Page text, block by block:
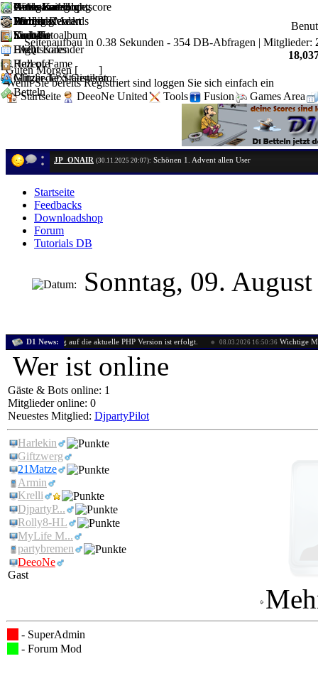
Seitenaufbau in 0.38 Sekunden - 354 DB-Abfragen | Mitglieder:
Guten Morgen [
]
Wenn Sie bereits Registriert sind loggen Sie sich einfach ein
Startseite
DeeoNe United Tools Fusion Games Area
Artikel
D1 Job Rewards
Kontakt
Downloadshop
Forum
Youtube
News Kategorie
Weblinks
Suche
FAQ
Hall of Fame
Mitglieder Statistiken
Geldgame Hightscore
Mahjong
Sudoku
Hightscores
Witze-Sammlung
Anzeige Markt
User-Fotoalbum
Event Kalender
Rezepte
Glitzer-Text-Generator
Betteln
Partnerseiten
Partner werden
Link Us
JP_ONAIR (30.11.2025 20:07): Schönen 1. Advent allen User
Startseite
Feedbacks
Downloadshop
Forum
Tutorials DB
Sonntag, 09.
D1 News:
auf die aktuelle PHP Version ist erfolgt. 08.03.2026 16:50:36Wichtige Mitteilung:
Wer ist online
Gäste & Bots online: 1
Mitglieder online: 0
Neuestes Mitglied: DjpartyPilot
Harlekin
Giftzwerg
21Matze
Armin
Krelli
DjpartyP...
Rolly8-HL
MyLife M...
partybremen
DeeoNe
Gast
- SuperAdmin
- Forum Mod